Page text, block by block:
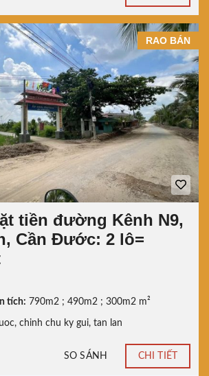
RAO BÁN
tiền đường Kênh N9,
Cần Đước: 2 lô=
tích: 790m2 ; 490m2 ; 300m2 m²
, chinh chu ky gui, tan lan
SO SÁNH CHI TIẾT